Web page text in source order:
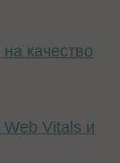
качество
Vitals и